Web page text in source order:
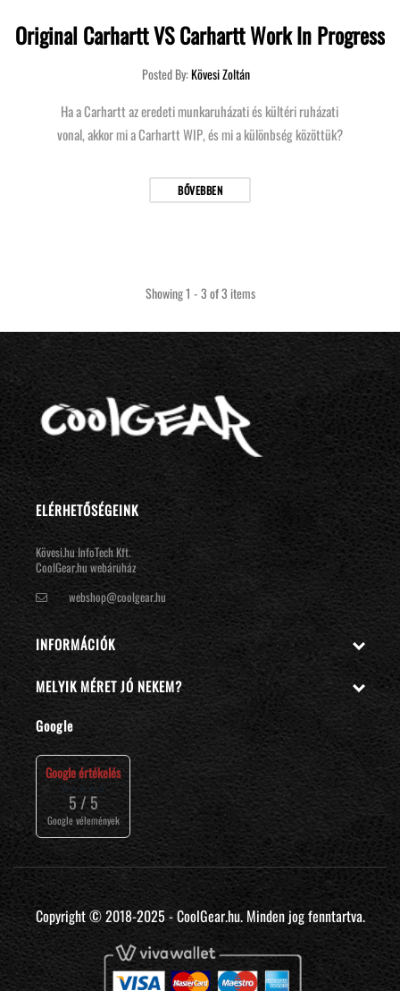
Original Carhartt VS Carhartt Work In Progress
Posted By:Kövesi Zoltán
Ha a Carhartt az eredeti munkaruházati és kültéri ruházati
vonal, akkor mi a Carhartt WIP, és mi a különbség közöttük?
BŐVEBBEN
Showing 1 - 3 of 3 items
ELÉRHETŐSÉGEINK
Kövesi.hu InfoTech Kft.
CoolGear.hu webáruház
webshop@coolgear.hu
INFORMÁCIÓK 
MELYIK MÉRET JÓ NEKEM? 
Google
Google értékelés
⭐⭐⭐⭐⭐
5 / 5
Google vélemények
Copyright © 2018-2025 - CoolGear.hu. Minden jog fenntartva.